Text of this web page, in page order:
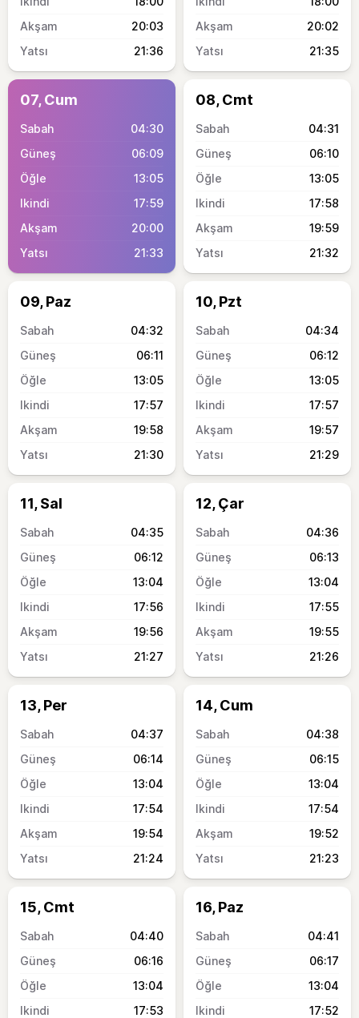
20:03
21:36
20:02
21:35
07, Cum
04:30
06:09
13:05
17:59
20:00
21:33
08, Cmt
04:31
06:10
13:05
17:58
19:59
21:32
09, Paz
04:32
06:11
13:05
17:57
19:58
21:30
10, Pzt
04:34
06:12
13:05
17:57
19:57
21:29
11, Sal
04:35
06:12
13:04
17:56
19:56
21:27
12, Çar
04:36
06:13
13:04
17:55
19:55
21:26
13, Per
04:37
06:14
13:04
17:54
19:54
21:24
14, Cum
04:38
06:15
13:04
17:54
19:52
21:23
15, Cmt
04:40
06:16
13:04
17:53
16, Paz
04:41
06:17
13:04
17:52